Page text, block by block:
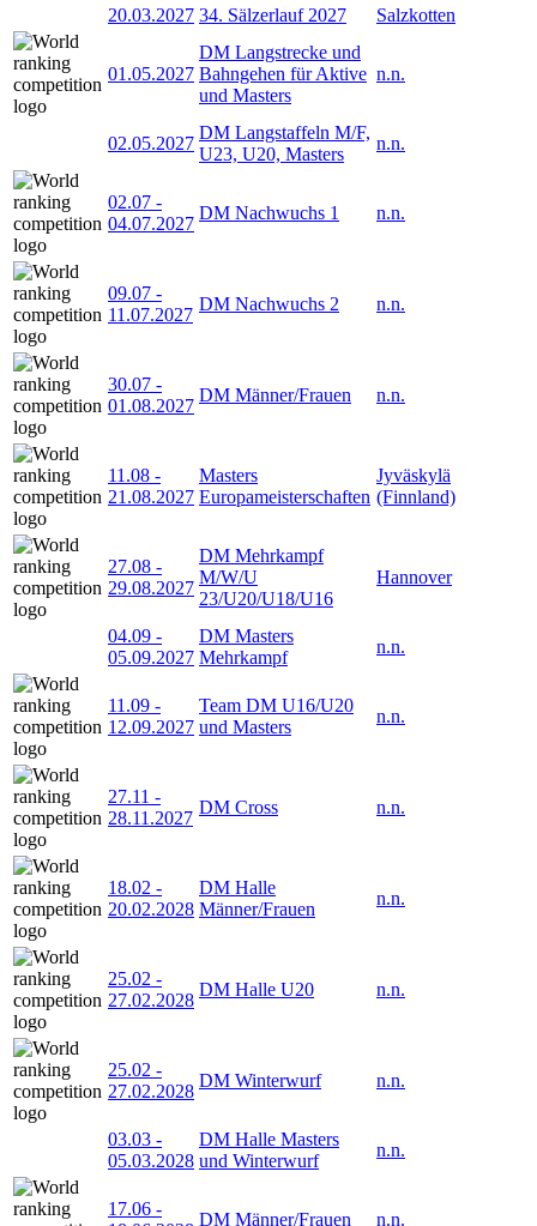
20.03.2027 34. Sälzerlauf 2027 Salzkotten
01.05.2027
DM Langstrecke und
Bahngehen für Aktive
und Masters
n.n.
02.05.2027
DM Langstaffeln M/F,
U23, U20, Masters
n.n.
02.07 -
04.07.2027
DM Nachwuchs 1 n.n.
09.07 -
11.07.2027
DM Nachwuchs 2 n.n.
30.07 -
01.08.2027
DM Männer/Frauen n.n.
11.08 -
21.08.2027
Masters
Europameisterschaften
Jyväskylä
(Finnland)
27.08 -
29.08.2027
DM Mehrkampf
M/W/U
23/U20/U18/U16
Hannover
04.09 -
05.09.2027
DM Masters
Mehrkampf
n.n.
11.09 -
12.09.2027
Team DM U16/U20
und Masters
n.n.
27.11 -
28.11.2027
DM Cross n.n.
18.02 -
20.02.2028
DM Halle
Männer/Frauen
n.n.
25.02 -
27.02.2028
DM Halle U20 n.n.
25.02 -
27.02.2028
DM Winterwurf n.n.
03.03 -
05.03.2028
DM Halle Masters
und Winterwurf
n.n.
17.06 -
DM Männer/Frauen n.n.